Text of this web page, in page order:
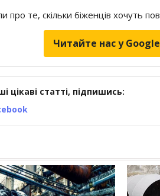
про те, скільки біженців хочуть
Читайте нас у
цікаві статті, підпишись: